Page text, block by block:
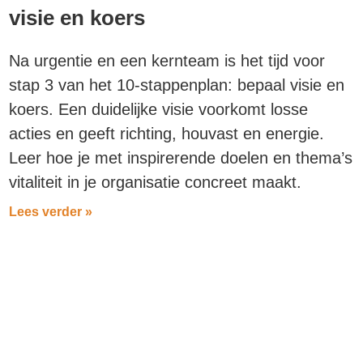
visie en koers
Na urgentie en een kernteam is het tijd voor
stap 3 van het 10-stappenplan: bepaal visie en
koers. Een duidelijke visie voorkomt losse
acties en geeft richting, houvast en energie.
Leer hoe je met inspirerende doelen en thema’s
vitaliteit in je organisatie concreet maakt.
Lees verder »